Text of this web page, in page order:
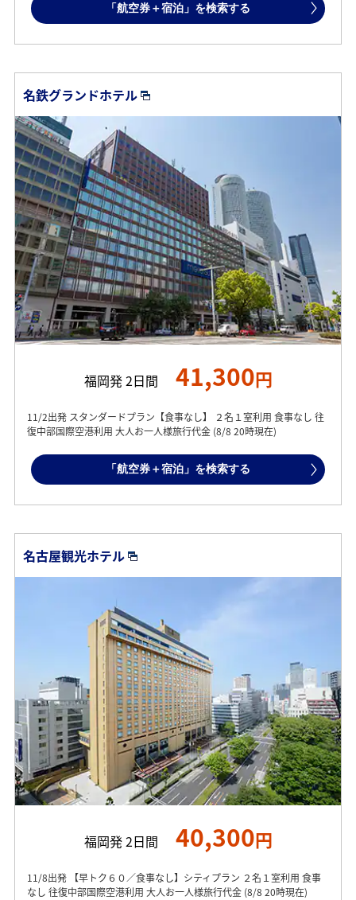
「航空券＋宿泊」を検索する
名鉄グランドホテル
福岡発 2日間 41,300円
11/2出発 スタンダードプラン【食事なし】 ２名１室利用 食事なし 往
復中部国際空港利用 大人お一人様旅行代金 (8/8 20時現在)
「航空券＋宿泊」を検索する
名古屋観光ホテル
福岡発 2日間 40,300円
11/8出発 【早トク６０／食事なし】シティプラン ２名１室利用 食事
なし 往復中部国際空港利用 大人お一人様旅行代金 (8/8 20時現在)